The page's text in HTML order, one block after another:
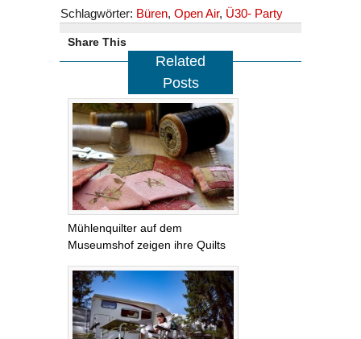
Schlagwörter: Büren, Open Air, Ü30- Party
Share This
Related
Posts
Mühlenquilter auf dem
Museumshof zeigen ihre Quilts